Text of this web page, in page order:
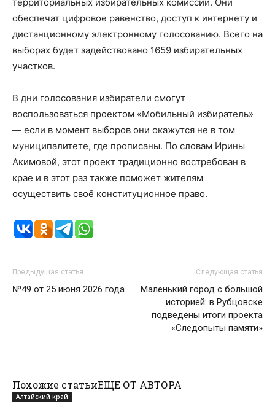
обеспечат цифровое равенство, доступ к интернету и
дистанционному электронному голосованию. Всего на
выборах будет задействовано 1659 избирательных
участков.
В дни голосования избиратели смогут
воспользоваться проектом «Мобильный избиратель»
— если в момент выборов они окажутся не в том
муниципалитете, где прописаны. По словам Ирины
Акимовой, этот проект традиционно востребован в
крае и в этот раз также поможет жителям
осуществить своё конституционное право.
Предыдущая статья
№49 от 25 июня 2026 года
Следующая статья
Маленький город с большой
историей: в Рубцовске
подведены итоги проекта
«Следопыты памяти»
Похожие статьиЕЩЕ ОТ АВТОРА
Алтайский край